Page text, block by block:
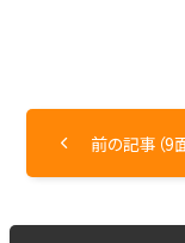
前の記事（9